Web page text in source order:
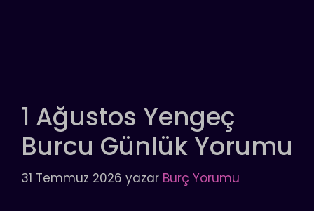
1 Ağustos Yengeç
Burcu Günlük Yorumu
31 Temmuz 2026 yazar Burç Yorumu